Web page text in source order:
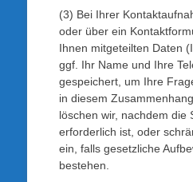
(3) Bei Ihrer
oder über ein
Ihnen mitgeteilten Daten
ggf. Ihr Name und Ihre
gespeichert, um Ihre
in diesem
löschen wir, nachdem die
erforderlich ist, oder
ein, falls gesetzliche
bestehen.